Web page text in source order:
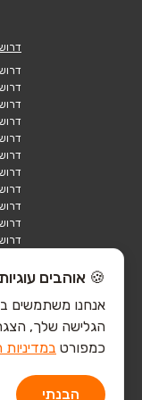
🍪 אוהבים
הגלישה שלך,
כמפורט
הבנתי